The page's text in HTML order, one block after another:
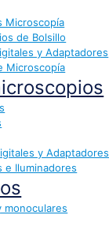
Microscopía
de Bolsillo
y Adaptadores
Microscopía
y Adaptadores
e Iluminadores
monoculares